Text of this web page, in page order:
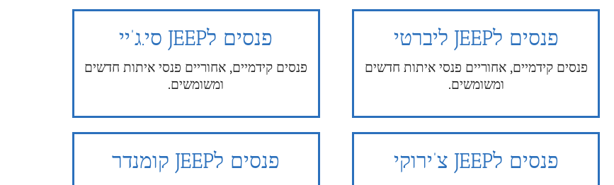
פנסים לJEEP ליברטי
פנסים קידמיים, אחוריים פנסי איתות חדשים
ומשומשים.
פנסים לJEEP סי.ג’יי
פנסים קידמיים, אחוריים פנסי איתות חדשים
ומשומשים.
פנסים לJEEP צ’ירוקי פנסים לJEEP קומנדר